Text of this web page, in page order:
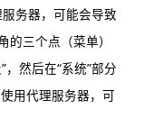
务器，可能会导致
三个点（菜单）
，然后在“系统”部分
用代理服务器，可